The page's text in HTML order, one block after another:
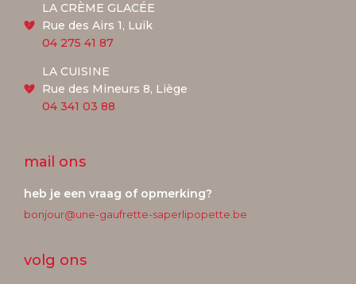
LA CRÈME GLACÉE
Rue des Airs 1, Luik
04 275 41 87
LA CUISINE
Rue des Mineurs 8, Liège
04 341 03 88
mail ons
heb je een vraag of opmerking?
bonjour@une-gaufrette-saperlipopette.be
volg ons